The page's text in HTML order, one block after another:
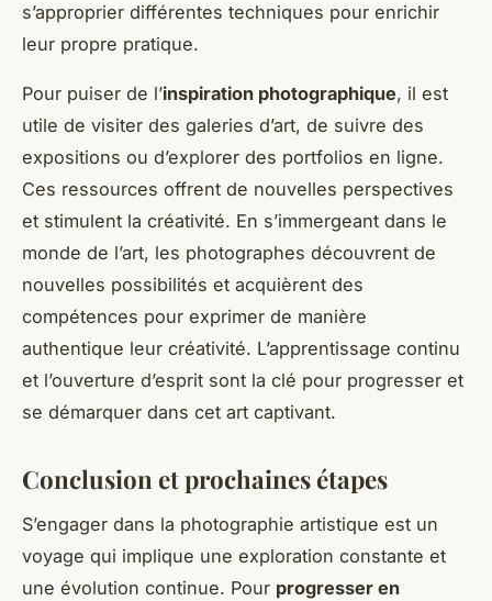
s’approprier différentes techniques pour enrichir
leur propre pratique.
Pour puiser de l’inspiration photographique, il est
utile de visiter des galeries d’art, de suivre des
expositions ou d’explorer des portfolios en ligne.
Ces ressources offrent de nouvelles perspectives
et stimulent la créativité. En s’immergeant dans le
monde de l’art, les photographes découvrent de
nouvelles possibilités et acquièrent des
compétences pour exprimer de manière
authentique leur créativité. L’apprentissage continu
et l’ouverture d’esprit sont la clé pour progresser et
se démarquer dans cet art captivant.
Conclusion et prochaines étapes
S’engager dans la photographie artistique est un
voyage qui implique une exploration constante et
une évolution continue. Pour progresser en